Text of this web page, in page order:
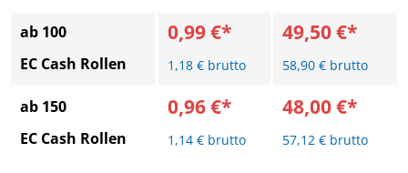
ab 100
EC Cash Rollen
0,99 €*
1,18 € brutto
49,50 €*
58,90 € brutto
ab 150
EC Cash Rollen
0,96 €*
1,14 € brutto
48,00 €*
57,12 € brutto